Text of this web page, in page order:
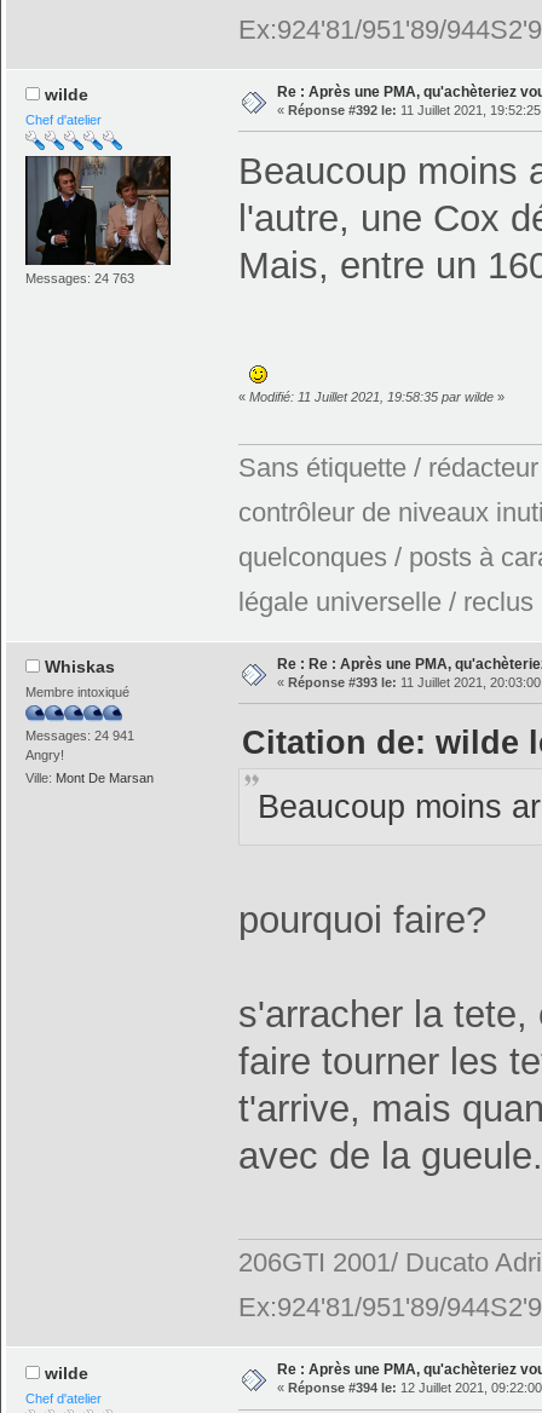
Ex:924'81/951'89/
wilde
Chef d'atelier
Messages: 24 763
Re : Après une PMA, qu'achèteriez
« Réponse #392 le: 11 Juillet 2021,
Beaucoup moins
l'autre, une Cox
Mais, entre un
« Modifié: 11 Juillet 2021, 19:58:35 par wilde»
Sans étiquette /
contrôleur de niveaux
quelconques / posts à
légale universelle / reclus
Whiskas
Membre intoxiqué
Messages: 24 941
Angry!
Ville: Mont De Marsan
Re : Re : Après une PMA,
« Réponse #393 le: 11 Juillet 2021,
Citation de: wilde
Beaucoup moins
pourquoi faire?
s'arracher la
faire tourner les
t'arrive, mais
avec de la
206GTI 2001/ Ducato
Ex:924'81/951'89/
wilde
Chef d'atelier
Re : Après une PMA, qu'achèteriez
« Réponse #394 le: 12 Juillet 2021,